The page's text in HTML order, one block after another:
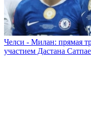
Челси - Милан: прямая
участием Дастана